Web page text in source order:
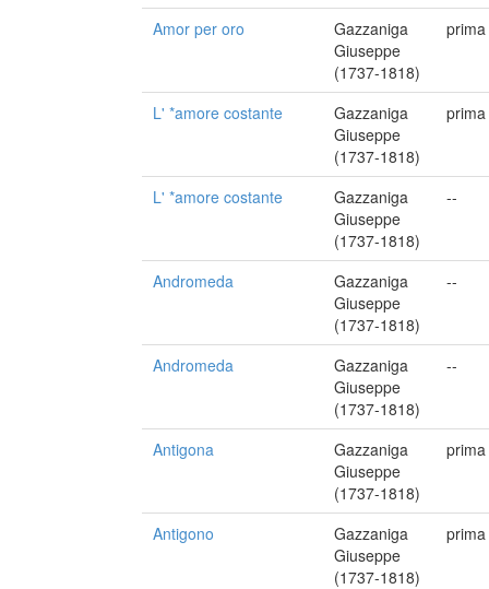
Amor per oro
Gazzaniga
Giuseppe
(1737-1818)
L' *amore costante
Gazzaniga
Giuseppe
(1737-1818)
L' *amore costante
Gazzaniga
Giuseppe
(1737-1818)
--
Andromeda
Gazzaniga
Giuseppe
(1737-1818)
--
Andromeda
Gazzaniga
Giuseppe
(1737-1818)
--
Antigona
Gazzaniga
Giuseppe
(1737-1818)
Antigono
Gazzaniga
Giuseppe
(1737-1818)